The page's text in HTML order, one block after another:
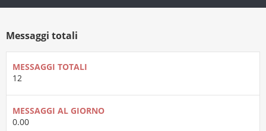
Messaggi totali
MESSAGGI TOTALI
12
MESSAGGI AL GIORNO
0.00